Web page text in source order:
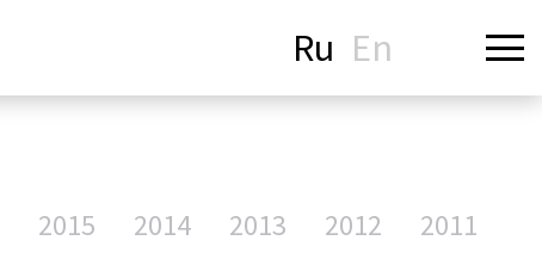
Ru En
2015 2014 2013 2012 2011